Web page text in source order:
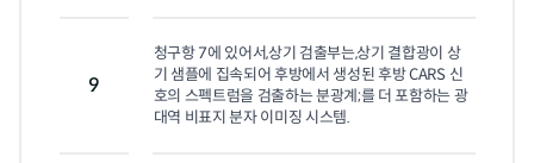
9
청구항 7에 있어서,상기 검출부는,상기 결합광이 상
기 샘플에 집속되어 후방에서 생성된 후방 CARS 신
호의 스펙트럼을 검출하는 분광계;를 더 포함하는 광
대역 비표지 분자 이미징 시스템.